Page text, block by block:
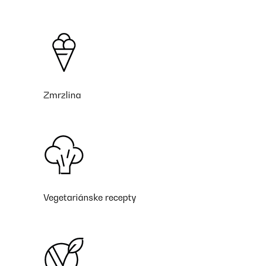
Zmrzlina
Vegetariánske recepty